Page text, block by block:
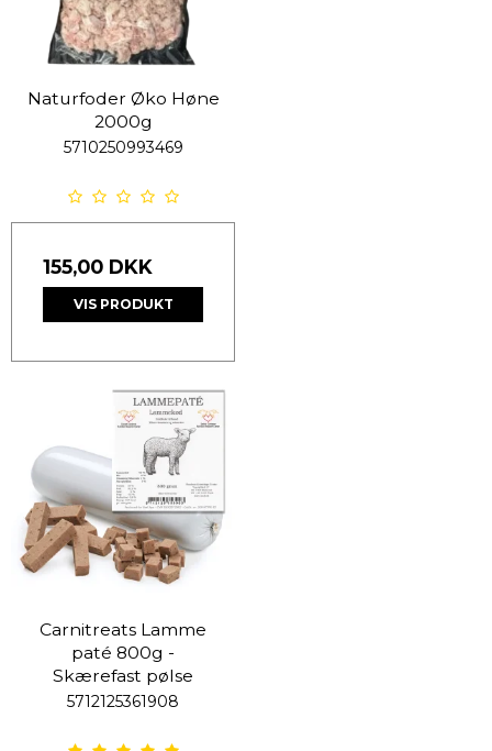
Naturfoder Øko Høne
2000g
5710250993469
155,00 DKK
VIS PRODUKT
Carnitreats Lamme
paté 800g -
Skærefast pølse
5712125361908